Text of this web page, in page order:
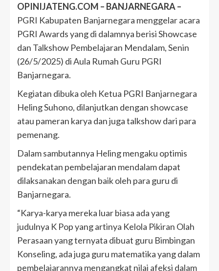
OPINIJATENG.COM – BANJARNEGARA –
PGRI Kabupaten Banjarnegara menggelar acara
PGRI Awards yang di dalamnya berisi Showcase
dan Talkshow Pembelajaran Mendalam, Senin
(26/5/2025) di Aula Rumah Guru PGRI
Banjarnegara.
Kegiatan dibuka oleh Ketua PGRI Banjarnegara
Heling Suhono, dilanjutkan dengan showcase
atau pameran karya dan juga talkshow dari para
pemenang.
Dalam sambutannya Heling mengaku optimis
pendekatan pembelajaran mendalam dapat
dilaksanakan dengan baik oleh para guru di
Banjarnegara.
“Karya-karya mereka luar biasa ada yang
judulnya K Pop yang artinya Kelola Pikiran Olah
Perasaan yang ternyata dibuat guru Bimbingan
Konseling, ada juga guru matematika yang dalam
pembelajarannya mengangkat nilai afeksi dalam